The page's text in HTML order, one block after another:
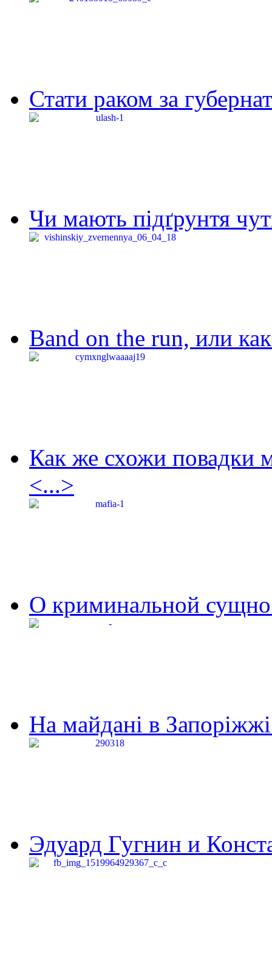
Стати раком за
Чи мають підґрунтя
Band on the run, или
Как же схожи повадки
<...>
О криминальной
На майдані в
Эдуард Гугнин и